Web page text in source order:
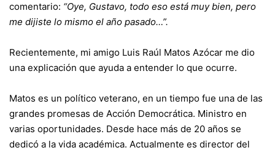
comentario: “Oye, Gustavo, todo eso está muy bien, pero
me dijiste lo mismo el año pasado…”.
Recientemente, mi amigo Luis Raúl Matos Azócar me dio
una explicación que ayuda a entender lo que ocurre.
Matos es un político veterano, en un tiempo fue una de las
grandes promesas de Acción Democrática. Ministro en
varias oportunidades. Desde hace más de 20 años se
dedicó a la vida académica. Actualmente es director del